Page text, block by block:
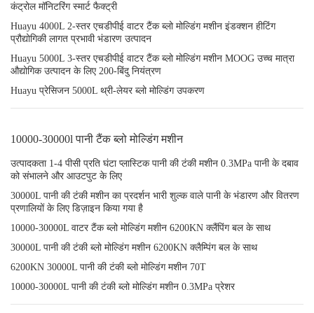
कंट्रोल मॉनिटरिंग स्मार्ट फैक्ट्री
Huayu 4000L 2-स्तर एचडीपीई वाटर टैंक ब्लो मोल्डिंग मशीन इंडक्शन हीटिंग
प्रौद्योगिकी लागत प्रभावी भंडारण उत्पादन
Huayu 5000L 3-स्तर एचडीपीई वाटर टैंक ब्लो मोल्डिंग मशीन MOOG उच्च मात्रा
औद्योगिक उत्पादन के लिए 200-बिंदु नियंत्रण
Huayu प्रेसिजन 5000L थ्री-लेयर ब्लो मोल्डिंग उपकरण
10000-30000l पानी टैंक ब्लो मोल्डिंग मशीन
उत्पादकता 1-4 पीसी प्रति घंटा प्लास्टिक पानी की टंकी मशीन 0.3MPa पानी के दबाव
को संभालने और आउटपुट के लिए
30000L पानी की टंकी मशीन का प्रदर्शन भारी शुल्क वाले पानी के भंडारण और वितरण
प्रणालियों के लिए डिज़ाइन किया गया है
10000-30000L वाटर टैंक ब्लो मोल्डिंग मशीन 6200KN क्लैंपिंग बल के साथ
30000L पानी की टंकी ब्लो मोल्डिंग मशीन 6200KN क्लैम्पिंग बल के साथ
6200KN 30000L पानी की टंकी ब्लो मोल्डिंग मशीन 70T
10000-30000L पानी की टंकी ब्लो मोल्डिंग मशीन 0.3MPa प्रेशर